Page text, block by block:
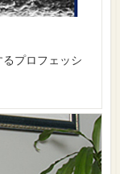
プロフェッシ